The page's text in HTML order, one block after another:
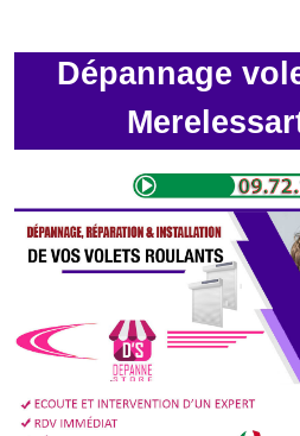
Dépannage